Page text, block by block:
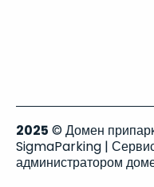
2025 © Домен
SigmaParking |
администратором